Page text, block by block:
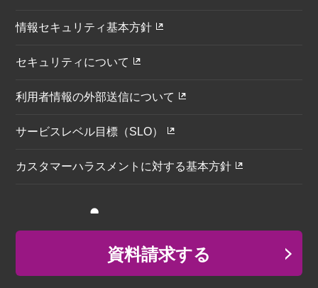
資料請求する
情報セキュリティ基本方針
セキュリティについて
利用者情報の外部送信について
サービスレベル目標（SLO）
カスタマーハラスメントに対する基本方針
© Infomart Corporation